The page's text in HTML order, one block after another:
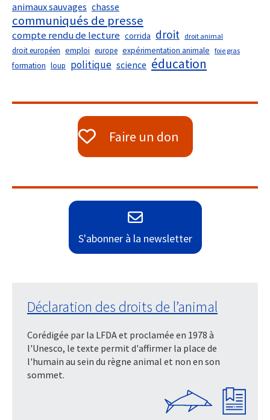
animaux sauvages chasse
communiqués de presse
compte rendu de lecture corrida droit droit animal
droit européen emploi europe expérimentation animale foie gras
formation loup politique science éducation
Faire un don
S'abonner à la newsletter
Déclaration des droits de l’animal
Corédigée par la LFDA et proclamée en 1978 à
l'Unesco, le texte permit d'affirmer la place de
l'humain au sein du règne animal et non en son
sommet.